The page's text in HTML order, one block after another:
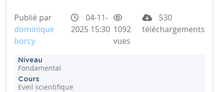
Publié par
dominique
borcy
04-11-
2025 15:30 1092
vues
530
téléchargements
Niveau
Fondamental
Cours
Eveil scientifique